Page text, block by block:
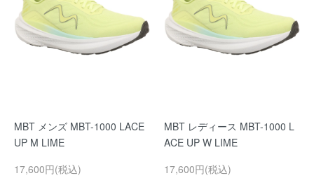
MBT メンズ MBT-1000 LACE
UP M LIME
17,600円(税込)
MBT レディース MBT-1000 L
ACE UP W LIME
17,600円(税込)